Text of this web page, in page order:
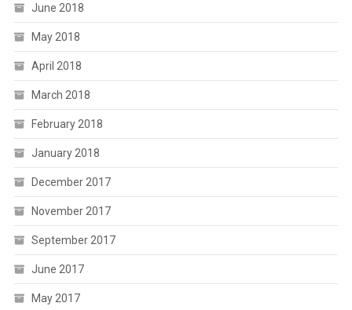
June 2018
May 2018
April 2018
March 2018
February 2018
January 2018
December 2017
November 2017
September 2017
June 2017
May 2017